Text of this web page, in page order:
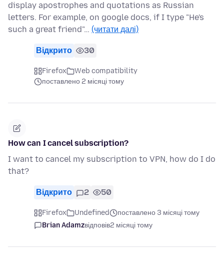
display apostrophes and quotations as Russian
letters. For example, on google docs, if I type "He's
such a great friend"… (читати далі)
Відкрито 30
Firefox
Web compatibility
поставлено 2 місяці тому
How can I cancel subscription?
I want to cancel my subscription to VPN, how do I do
that?
Відкрито 2 50
Firefox Undefined
поставлено 3 місяці тому
Brian Adamzвідповів2 місяці тому